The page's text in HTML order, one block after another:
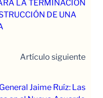
LA TERMINACIÓN
DE UNA
Artículo siguiente
Jaime Ruíz: Las